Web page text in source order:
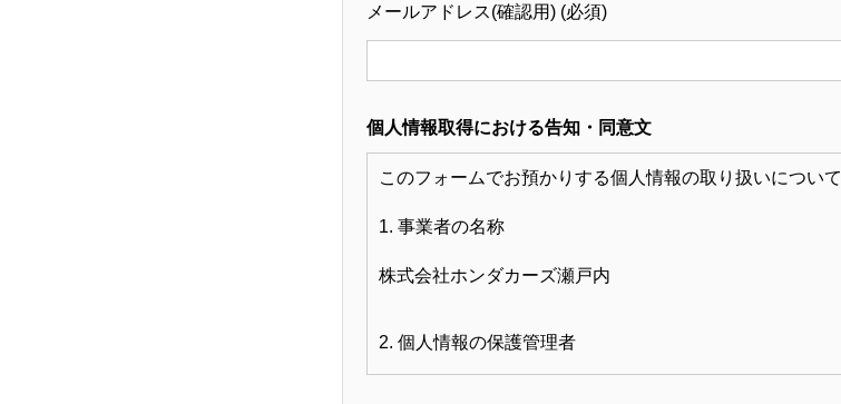
コーポレートサイト
メールアドレス(確認用) (必須)
個人情報取得における告知・同意文
このフォームでお預かりする個人情報の取り扱いについて
1. 事業者の名称
株式会社ホンダカーズ瀬戸内
2. 個人情報の保護管理者